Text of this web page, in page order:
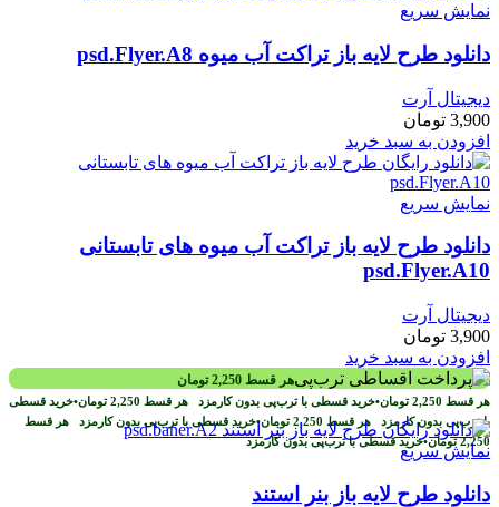
نمایش سریع
دانلود طرح لايه باز تراکت آب میوه psd.Flyer.A8
دیجیتال آرت
3,900 تومان
افزودن به سبد خرید
نمایش سریع
دانلود طرح لايه باز تراکت آب میوه های تابستانی
psd.Flyer.A10
دیجیتال آرت
3,900 تومان
افزودن به سبد خرید
هر قسط 2,250 تومان
هر قسط 2,250 تومان•خرید قسطی با ترب‌پی بدون کارمزد هر قسط 2,250 تومان•خرید قسطی
با ترب‌پی بدون کارمزد هر قسط 2,250 تومان•خرید قسطی با ترب‌پی بدون کارمزد هر قسط
2,250 تومان•خرید قسطی با ترب‌پی بدون کارمزدنمایش سریع
دانلود طرح لایه باز بنر استند